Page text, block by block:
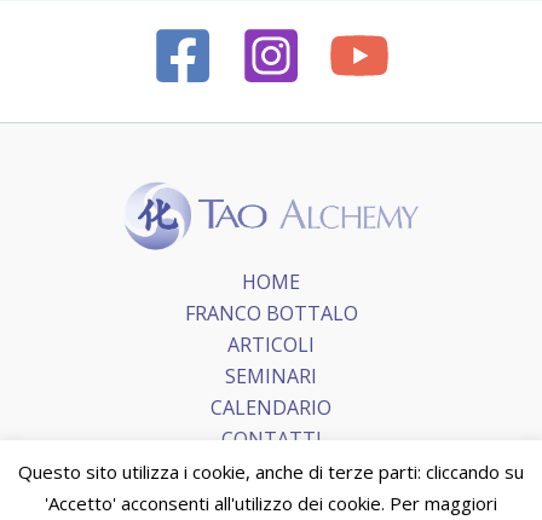
HOME
FRANCO BOTTALO
ARTICOLI
SEMINARI
CALENDARIO
CONTATTI
Questo sito utilizza i cookie, anche di terze parti: cliccando su
'Accetto' acconsenti all'utilizzo dei cookie. Per maggiori